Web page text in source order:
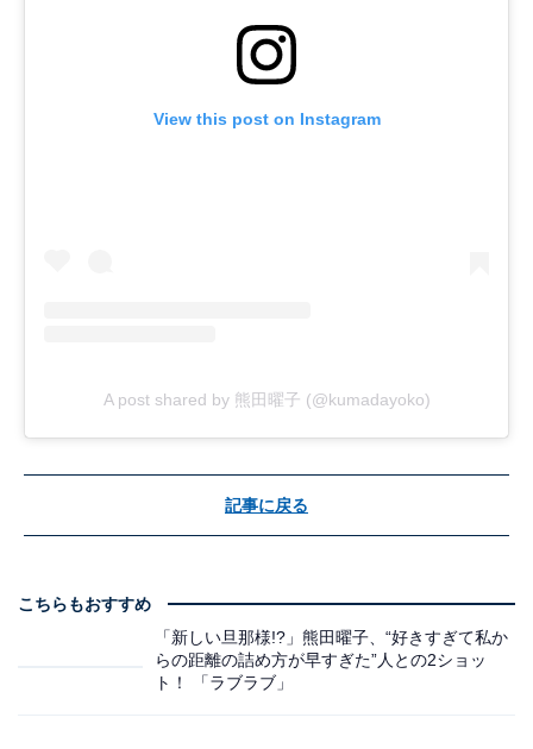
View this post on Instagram
A post shared by 熊田曜子 (@kumadayoko)
記事に戻る
こちらもおすすめ
「新しい旦那様!?」熊田曜子、“好きすぎて私か
らの距離の詰め方が早すぎた”人との2ショッ
ト！ 「ラブラブ」